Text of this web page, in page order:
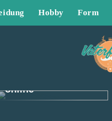
Hobby Form
online